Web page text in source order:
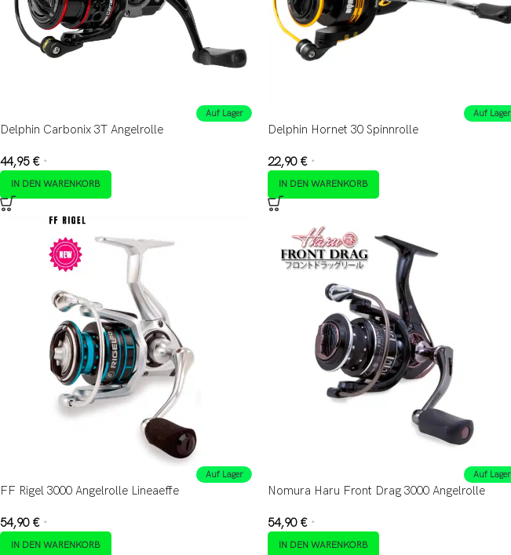
Auf Lager
Delphin Carbonix 3T Angelrolle
44,95 € *
IN DEN WARENKORB
Auf Lager
Delphin Hornet 30 Spinnrolle
22,90 € *
IN DEN WARENKORB
Auf Lager
FF Rigel 3000 Angelrolle Lineaeffe
54,90 € *
IN DEN WARENKORB
Auf Lager
Nomura Haru Front Drag 3000 Angelrolle
54,90 € *
IN DEN WARENKORB